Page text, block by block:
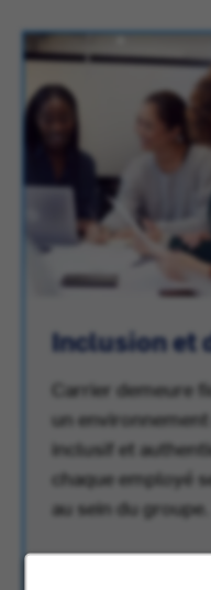
Inclusion et
Carrier demeure
un
inclusif et
chaque employé
au sein du groupe.